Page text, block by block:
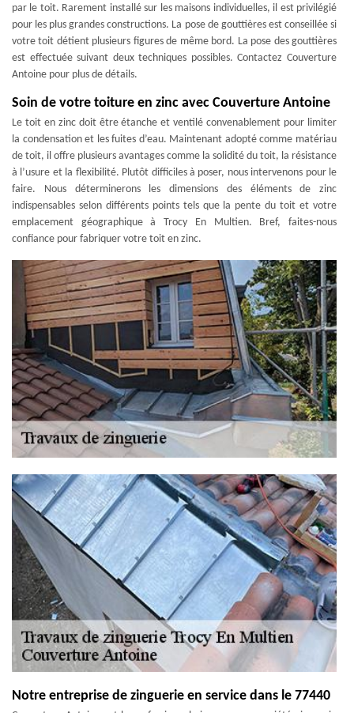
par le toit. Rarement installé sur les maisons individuelles, il est privilégié
pour les plus grandes constructions. La pose de gouttières est conseillée si
votre toit détient plusieurs figures de même bord. La pose des gouttières
est effectuée suivant deux techniques possibles. Contactez Couverture
Antoine pour plus de détails.
Soin de votre toiture en zinc avec Couverture Antoine
Le toit en zinc doit être étanche et ventilé convenablement pour limiter
la condensation et les fuites d’eau. Maintenant adopté comme matériau
de toit, il offre plusieurs avantages comme la solidité du toit, la résistance
à l’usure et la flexibilité. Plutôt difficiles à poser, nous intervenons pour le
faire. Nous déterminerons les dimensions des éléments de zinc
indispensables selon différents points tels que la pente du toit et votre
emplacement géographique à Trocy En Multien. Bref, faites-nous
confiance pour fabriquer votre toit en zinc.
Notre entreprise de zinguerie en service dans le 77440